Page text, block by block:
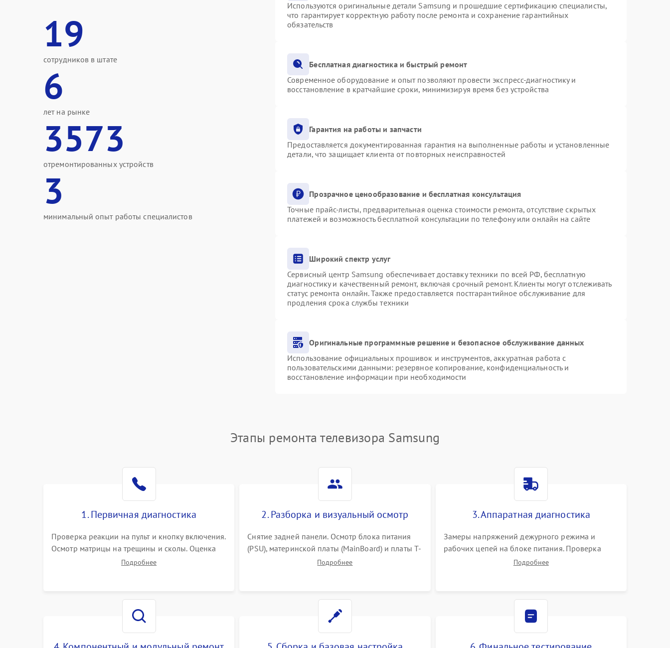
19
сотрудников в штате
6
лет на рынке
3573
отремонтированных устройств
3
минимальный опыт работы специалистов
Используются оригинальные детали Samsung и прошедшие сертификацию специалисты,
что гарантирует корректную работу после ремонта и сохранение гарантийных
обязательств
Бесплатная диагностика и быстрый ремонт
Современное оборудование и опыт позволяют провести экспресс-диагностику и
восстановление в кратчайшие сроки, минимизируя время без устройства
Гарантия на работы и запчасти
Предоставляется документированная гарантия на выполненные работы и установленные
детали, что защищает клиента от повторных неисправностей
Прозрачное ценообразование и бесплатная консультация
Точные прайс-листы, предварительная оценка стоимости ремонта, отсутствие скрытых
платежей и возможность бесплатной консультации по телефону или онлайн на сайте
Широкий спектр услуг
Сервисный центр Samsung обеспечивает доставку техники по всей РФ, бесплатную
диагностику и качественный ремонт, включая срочный ремонт. Клиенты могут отслеживать
статус ремонта онлайн. Также предоставляется постгарантийное обслуживание для
продления срока службы техники
Оригинальные программные решение и безопасное обслуживание данных
Использование официальных прошивок и инструментов, аккуратная работа с
пользовательскими данными: резервное копирование, конфиденциальность и
восстановление информации при необходимости
Этапы ремонта телевизора Samsung
1. Первичная диагностика
Проверка реакции на пульт и кнопку включения.
Осмотр матрицы на трещины и сколы. Оценка
звука, наличия подсветки и индикаторов
Подробнее
2. Разборка и визуальный осмотр
Снятие задней панели. Осмотр блока питания
(PSU), материнской платы (MainBoard) и платы T-
Con на вздутые конденсаторы, прогары,
Подробнее
3. Аппаратная диагностика
Замеры напряжений дежурного режима и
рабочих цепей на блоке питания. Проверка
видеосигналов на плате T-Con с помощью
Подробнее